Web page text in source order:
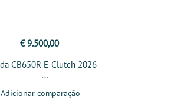
€ 9.500,00
Honda CB650R E-Clutch 2026
Adicionar comparação